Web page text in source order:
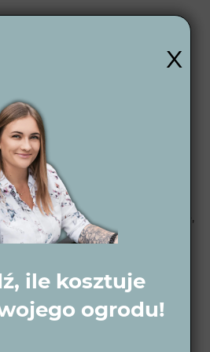
Wytwórni Zieleni
natury i profesjonalizm
wyjątkowe ogrody. W
które łączą estetykę i
przestrzenie, które są
przez cały rok.
indywidualnie, dbając o to,
właściciela.
z nami i spełnij
w
x
ile kosztuje
ogrodu!